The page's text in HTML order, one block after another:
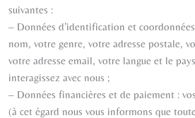
suivantes :
– Données d’identification et
nom, votre genre, votre adresse postale,
votre adresse email, votre langue et le
interagissez avec nous ;
– Données financières et de paiement :
(à cet égard nous vous informons que